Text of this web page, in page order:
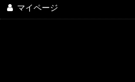
マイページ